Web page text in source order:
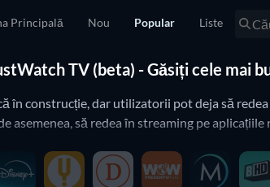
Principală Nou Popular Liste
TV (beta) - Găsiți cele mai
în construcție, dar utilizatorii pot deja să
asemenea, să redea în streaming pe aplicațiile